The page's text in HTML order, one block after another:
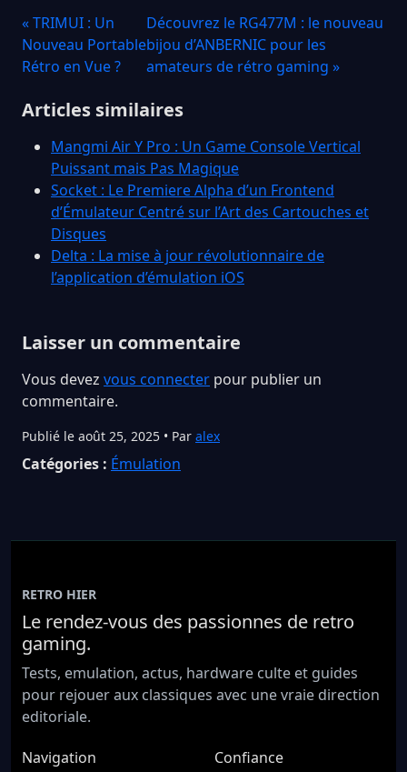
« TRIMUI : Un
Nouveau Portable
Rétro en Vue ?
Découvrez le RG477M : le nouveau
bijou d’ANBERNIC pour les
amateurs de rétro gaming »
Articles similaires
Mangmi Air Y Pro : Un Game Console Vertical
Puissant mais Pas Magique
Socket : Le Premiere Alpha d’un Frontend
d’Émulateur Centré sur l’Art des Cartouches et
Disques
Delta : La mise à jour révolutionnaire de
l’application d’émulation iOS
Laisser un commentaire
Vous devez vous connecter pour publier un
commentaire.
Publié le août 25, 2025 • Par alex
Catégories : Émulation
RETRO HIER
Le rendez-vous des passionnes de retro
gaming.
Tests, emulation, actus, hardware culte et guides
pour rejouer aux classiques avec une vraie direction
editoriale.
Navigation Confiance